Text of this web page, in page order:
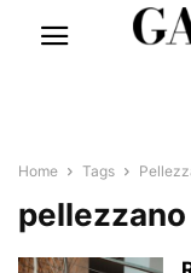
Home Tags
pellezzano